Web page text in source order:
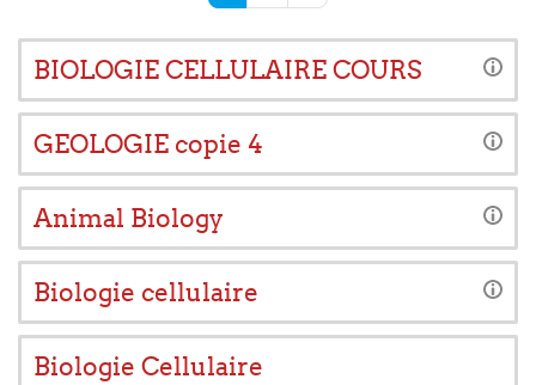
BIOLOGIE CELLULAIRE COURS
GEOLOGIE copie 4
Animal Biology
Biologie cellulaire
Biologie Cellulaire